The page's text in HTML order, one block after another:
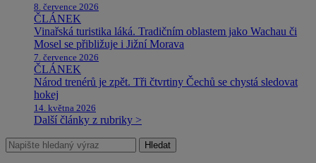
8. července 2026
ČLÁNEK
Vinařská turistika láká. Tradičním oblastem jako Wachau či
Mosel se přibližuje i Jižní Morava
7. července 2026
ČLÁNEK
Národ trenérů je zpět. Tři čtvrtiny Čechů se chystá sledovat
hokej
14. května 2026
Další články z rubriky >
Hledat